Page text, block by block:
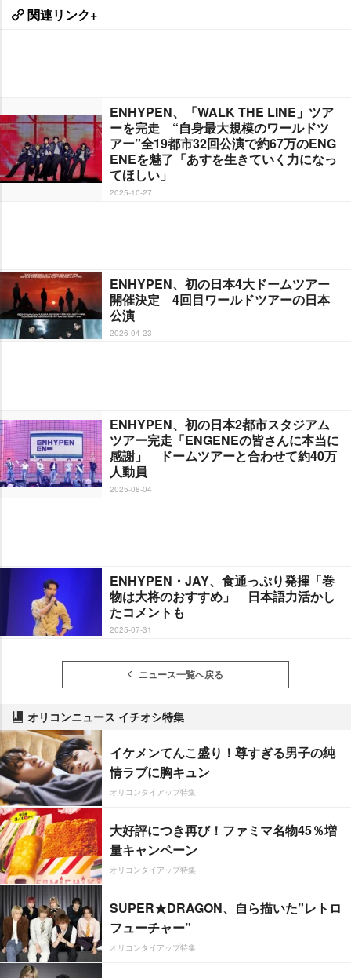
関連リンク+
ENHYPEN、「WALK THE LINE」ツア
ーを完走 “自身最大規模のワールドツ
アー”全19都市32回公演で約67万のENG
ENEを魅了「あすを生きていく力になっ
てほしい」
2025-10-27
ENHYPEN、初の日本4大ドームツアー
開催決定 4回目ワールドツアーの日本
公演
2026-04-23
ENHYPEN、初の日本2都市スタジアム
ツアー完走「ENGENEの皆さんに本当に
感謝」 ドームツアーと合わせて約40万
人動員
2025-08-04
ENHYPEN・JAY、食通っぷり発揮「巻
物は大将のおすすめ」 日本語力活かし
たコメントも
2025-07-31
ニュース一覧へ戻る
オリコンニュース イチオシ特集
イケメンてんこ盛り！尊すぎる男子の純
情ラブに胸キュン
オリコンタイアップ特集
大好評につき再び！ファミマ名物45％増
量キャンペーン
オリコンタイアップ特集
SUPER★DRAGON、自ら描いた”レトロ
フューチャー”
オリコンタイアップ特集